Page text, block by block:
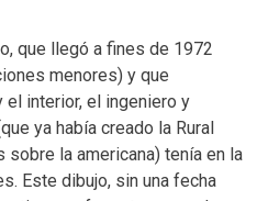
que llegó a fines de 1972
menores) y que
el interior, el ingeniero y
ya había creado la Rural
sobre la americana) tenía en la
Este dibujo, sin una fecha